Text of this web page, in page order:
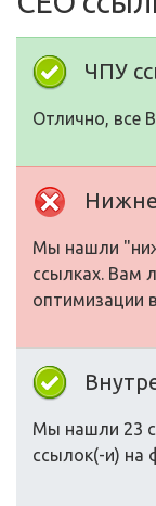
ЧПУ
Отлично, все
Мы нашли
ссылках. Вам
оптимизации
Мы нашли 23
ссылок(-и) на